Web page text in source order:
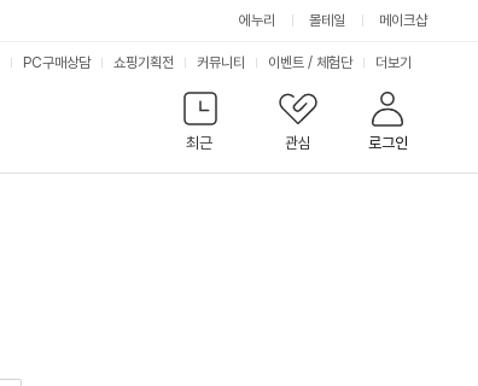
에누리 몰테일
메이크샵
최근
관심 로그인
PC구매상담 쇼핑기획전 커뮤니티 이벤트 / 체험단 서
비
스
더보기